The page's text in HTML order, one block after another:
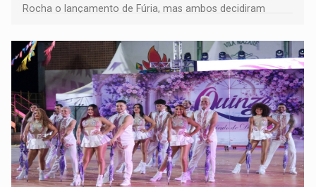
Rocha o lançamento de Fúria, mas ambos decidiram
malévola